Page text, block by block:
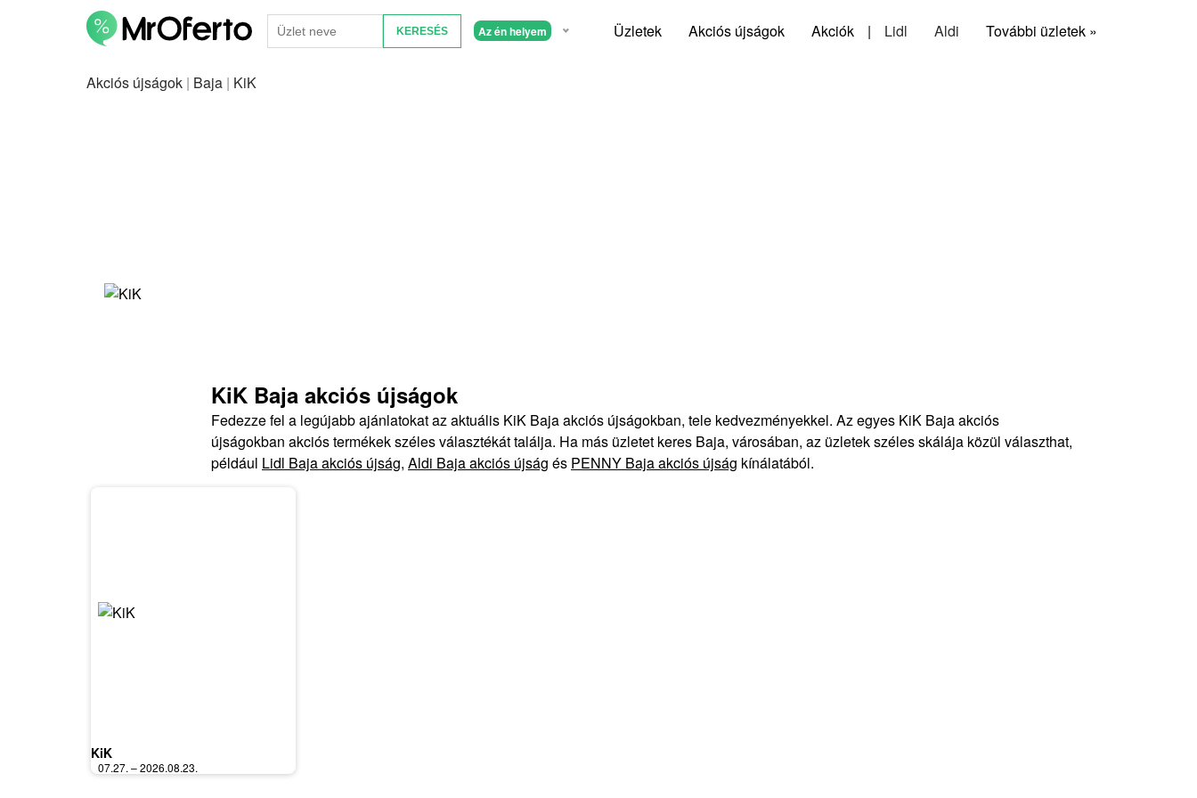
Az én helyem Üzletek Akciós újságok Akciók | Lidl Aldi További üzletek »
Akciós újságok | Baja | KiK
KiK Baja akciós újságok
Fedezze fel a legújabb ajánlatokat az aktuális KiK Baja akciós újságokban, tele kedvezményekkel. Az egyes KiK Baja akciós
újságokban akciós termékek széles választékát találja. Ha más üzletet keres Baja, városában, az üzletek széles skálája közül választhat,
például Lidl Baja akciós újság, Aldi Baja akciós újság és PENNY Baja akciós újság kínálatából.
KiK
07.27. – 2026.08.23.